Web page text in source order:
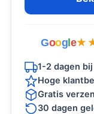
Goog e
1-2 dagen
Hoge
Gratis
30 dagen